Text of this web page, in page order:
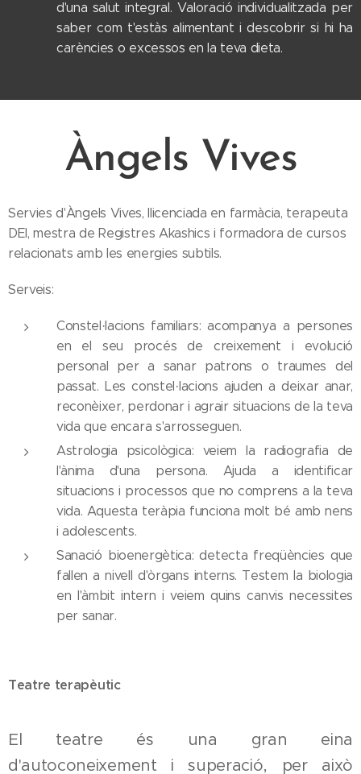
d'una salut integral. Valoració individualitzada per
saber com t'estàs alimentant i descobrir si hi ha
carències o excessos en la teva dieta.
Àngels Vives
Servies d'Àngels Vives, llicenciada en farmàcia, terapeuta
DEI, mestra de Registres Akashics i formadora de cursos
relacionats amb les energies subtils.
Serveis:
Constel·lacions familiars: acompanya a persones
en el seu procés de creixement i evolució
personal per a sanar patrons o traumes del
passat. Les constel·lacions ajuden a deixar anar,
reconèixer, perdonar i agrair situacions de la teva
vida que encara s'arrosseguen.
Astrologia psicològica: veiem la radiografia de
l'ànima d'una persona. Ajuda a identificar
situacions i processos que no comprens a la teva
vida. Aquesta teràpia funciona molt bé amb nens
i adolescents.
Sanació bioenergètica: detecta freqüències que
fallen a nivell d'òrgans interns. Testem la biologia
en l'àmbit intern i veiem quins canvis necessites
per sanar.
Teatre terapèutic
El teatre és una gran eina
d'autoconeixement i superació, per això